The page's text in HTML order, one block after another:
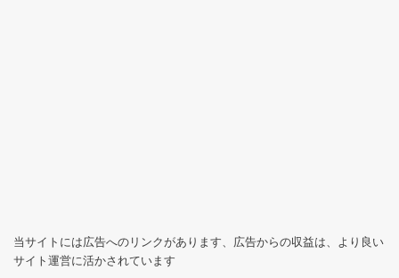
当サイトには広告へのリンクがあります、広告からの収益は、より良い
サイト運営に活かされています